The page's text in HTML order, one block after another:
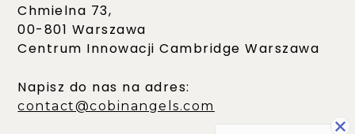
Napisz do nas na adres:
contact@cobinangels.com
Chmielna 73,
00-801 Warszawa
Centrum Innowacji Cambridge Warszawa